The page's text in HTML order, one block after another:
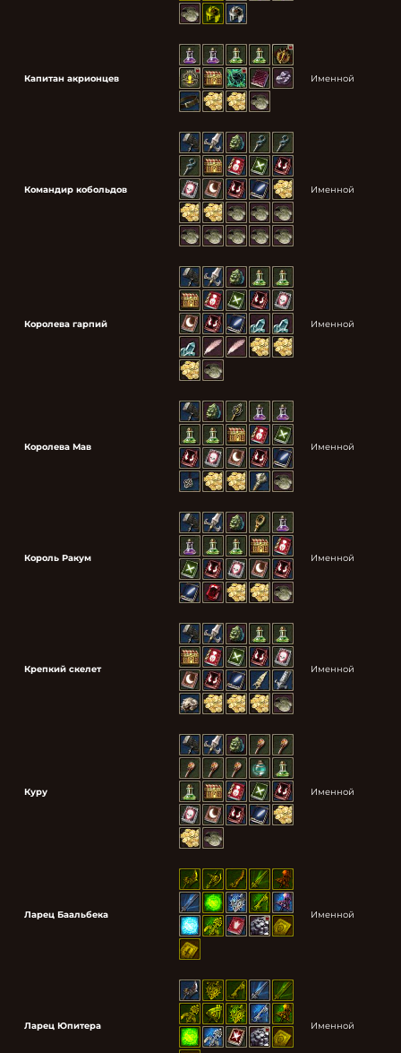
Капитан акрионцев Именной
Командир кобольдов Именной
Королева гарпий Именной
Королева Мав Именной
Король Ракум Именной
Крепкий скелет Именной
Куру Именной
Ларец Баальбека Именной
Ларец Юпитера Именной